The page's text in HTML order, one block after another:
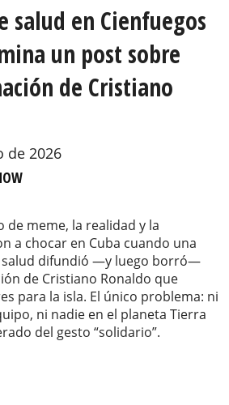
salud en Cienfuegos
un post sobre
de Cristiano
de 2026
de meme, la realidad y la
a chocar en Cuba cuando una
salud difundió —y luego borró—
de Cristiano Ronaldo que
para la isla. El único problema: ni
ni nadie en el planeta Tierra
del gesto “solidario”.